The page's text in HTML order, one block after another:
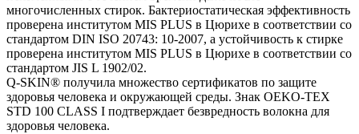
многочисленных стирок. Бактериостатическая эффективность
проверена институтом MIS PLUS в Цюрихе в соответствии со
стандартом DIN ISO 20743: 10-2007, а устойчивость к стирке
проверена институтом MIS PLUS в Цюрихе в соответствии со
стандартом JIS L 1902/02.
Q-SKIN® получила множество сертификатов по защите
здоровья человека и окружающей среды. Знак OEKO-TEX
STD 100 CLASS I подтверждает безвредность волокна для
здоровья человека.